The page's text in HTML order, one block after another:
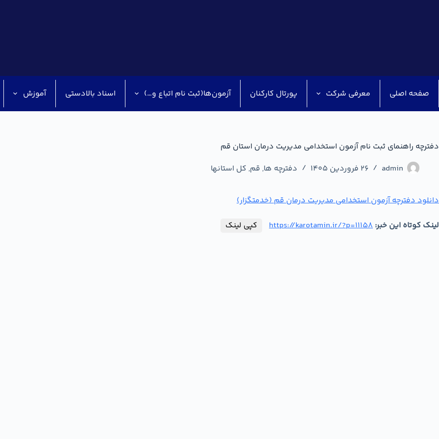
صفحه اصلی معرفی شرکت پورتال کارکنان آزمون‌ها(ثبت نام اتباع و…) اسناد بالادستی آموزش
دفترچه راهنمای ثبت نام آزمون استخدامی مدیریت درمان استان قم
admin
26 فروردین 1405 دفترچه ها, قم, کل استانها
دانلود دفترچه آزمون استخدامی مدیریت درمان قم (خدمتگزار)
لینک کوتاه این خبر: https://karotamin.ir/?p=11158 کپی لینک